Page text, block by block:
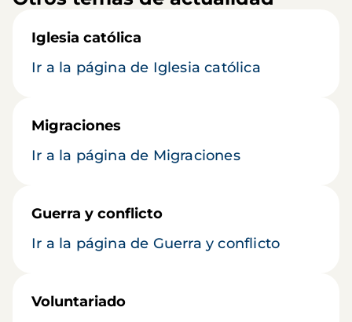
Iglesia católica
Ir a la página de Iglesia católica
Migraciones
Ir a la página de Migraciones
Guerra y conflicto
Ir a la página de Guerra y conflicto
Voluntariado